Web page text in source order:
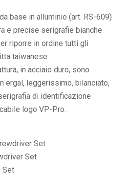
base in alluminio (art. RS-609)
e precise serigrafie bianche
riporre in ordine tutti gli
taiwanese.
in acciaio duro, sono
ergal, leggerissimo, bilanciato,
di identificazione
logo VP-Pro.
Set
Set
Set